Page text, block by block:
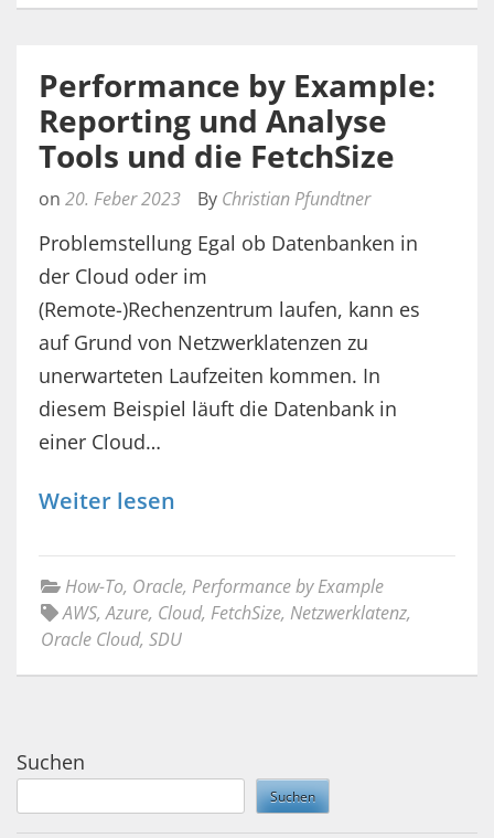
Performance by Example:
Reporting und Analyse
Tools und die FetchSize
on 20. Feber 2023 By Christian Pfundtner
Problemstellung Egal ob Datenbanken in
der Cloud oder im
(Remote-)Rechenzentrum laufen, kann es
auf Grund von Netzwerklatenzen zu
unerwarteten Laufzeiten kommen. In
diesem Beispiel läuft die Datenbank in
einer Cloud…
Weiter lesen
How-To, Oracle, Performance by Example
AWS,Azure, Cloud, FetchSize, Netzwerklatenz,
Oracle Cloud, SDU
Suchen
Suchen